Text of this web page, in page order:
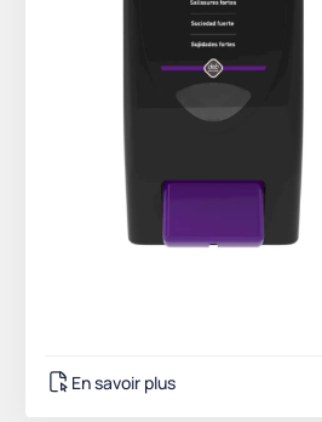
En savoir plus